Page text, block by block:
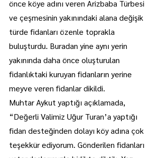
önce köye adını veren Arizbaba Türbesi
ve çeşmesinin yakınındaki alana değişik
türde fidanları özenle toprakla
buluşturdu. Buradan yine aynı yerin
yakınında daha önce oluşturulan
fidanlıktaki kuruyan fidanların yerine
meyve veren fidanlar dikildi.
Muhtar Aykut yaptığı açıklamada,
“Değerli Valimiz Uğur Turan’a yaptığı
fidan desteğinden dolayı köy adına çok
teşekkür ediyorum. Gönderilen fidanları